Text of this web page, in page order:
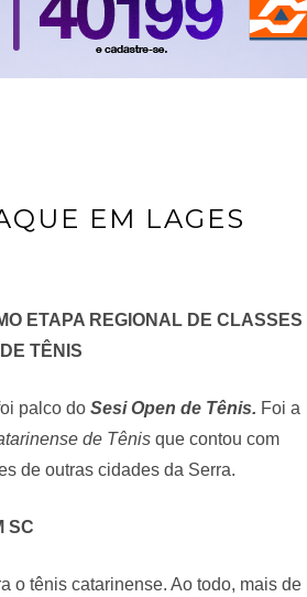
EM LAGES
ETAPA REGIONAL DE CLASSES
TÊNIS
palco doSesi Open de Tênis. Foi a
de Tênis que contou com
de outras cidades da Serra.
SC
o tênis catarinense. Ao todo, mais de